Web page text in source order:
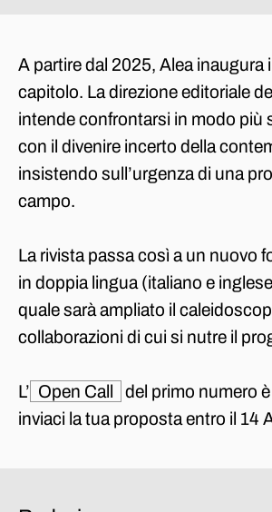
A partire dal 2025, Alea inaugura
capitolo. La direzione editoriale
intende confrontarsi in modo più
con il divenire incerto della
insistendo sull’urgenza di una
campo.
La rivista passa così a un nuovo
in doppia lingua (italiano e
quale sarà ampliato il
collaborazioni di cui si nutre il
L’ Open Call
del primo numero
inviaci la tua proposta entro il 14